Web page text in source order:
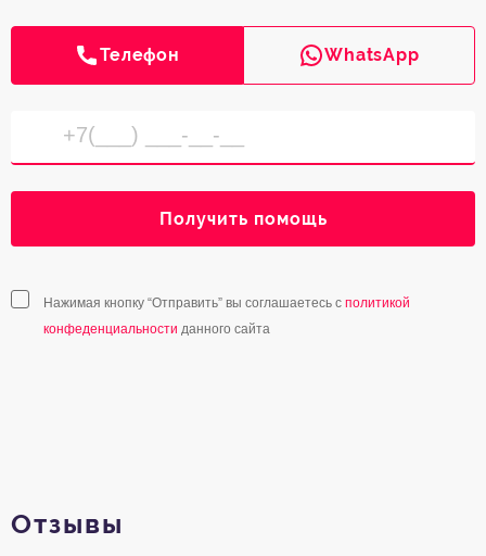
Телефон WhatsApp
Получить помощь
Нажимая кнопку “Отправить” вы соглашаетесь с политикой
конфеденциальности данного сайта
Отзывы